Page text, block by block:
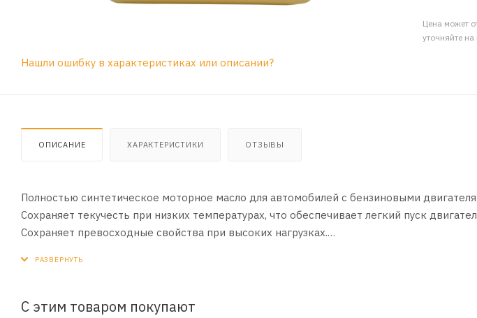
Цена может
уточняйте
Нашли ошибку в характеристиках или описании?
ОПИСАНИЕ ХАРАКТЕРИСТИКИ ОТЗЫВЫ
Полностью синтетическое моторное масло для автомобилей с бензиновыми
Сохраняет текучесть при низких температурах, что обеспечивает легкий пуск
Сохраняет превосходные свойства при высоких нагрузках.
С этим товаром покупают